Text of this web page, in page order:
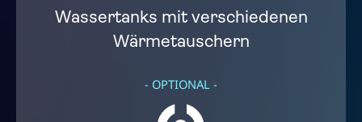
Wassertanks mit verschiedenen
Wärmetauschern
- OPTIONAL -